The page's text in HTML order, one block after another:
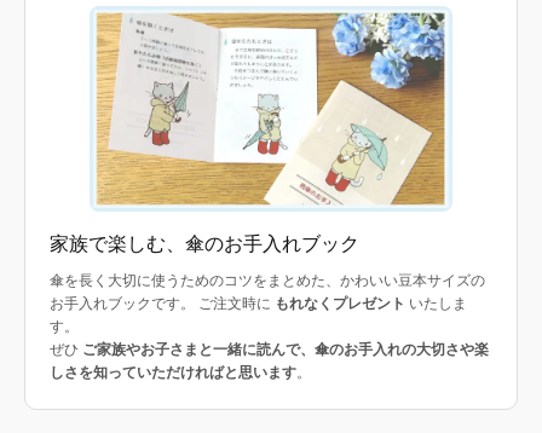
家族で楽しむ、傘のお手入れブック
傘を長く大切に使うためのコツをまとめた、かわいい豆本サイズの
お手入れブックです。 ご注文時に もれなくプレゼント いたしま
す。
ぜひ ご家族やお子さまと一緒に読んで、傘のお手入れの大切さや楽
しさを知っていただければと思います。